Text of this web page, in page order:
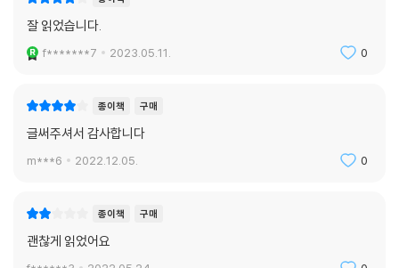
잘 읽었습니다.
f*******7 2023.05.11. 0
종이책 구매
글써주셔서 감사합니다
m***6 2022.12.05. 0
종이책 구매
괜찮게 읽었어요